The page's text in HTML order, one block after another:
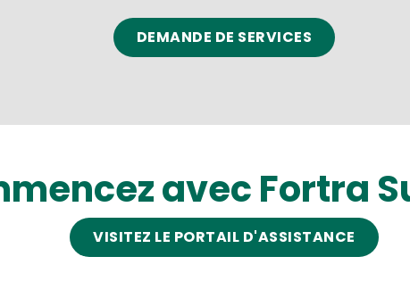
DEMANDE DE SERVICES
avec Fortra
VISITEZ LE PORTAIL D'ASSISTANCE